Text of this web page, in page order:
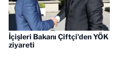
İçişleri Bakanı Çiftçi'den YÖK
ziyareti